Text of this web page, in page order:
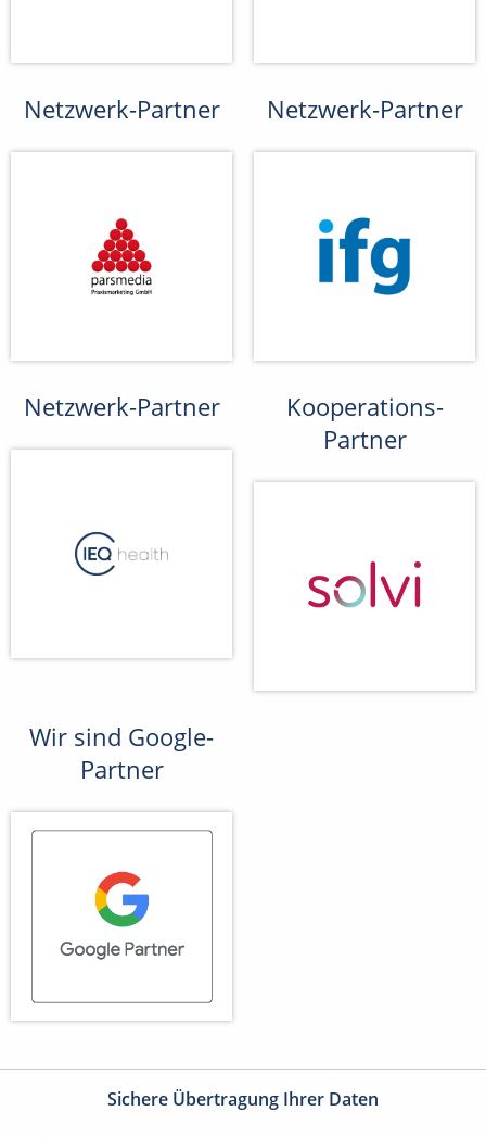
Netzwerk-Partner Netzwerk-Partner
Netzwerk-Partner
Kooperations-
Partner
Wir sind Google-
Partner
Sichere Übertragung Ihrer Daten